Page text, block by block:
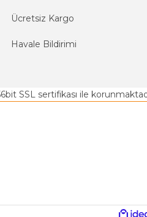
Ücretsiz Kargo
Havale Bildirimi
SSL sertifikası ile